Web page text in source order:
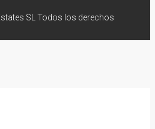
SL Todos los derechos